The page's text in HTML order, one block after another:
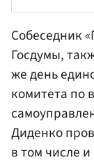
Собеседник
Госдумы,
же день
комитета по
Диденко
в том числе